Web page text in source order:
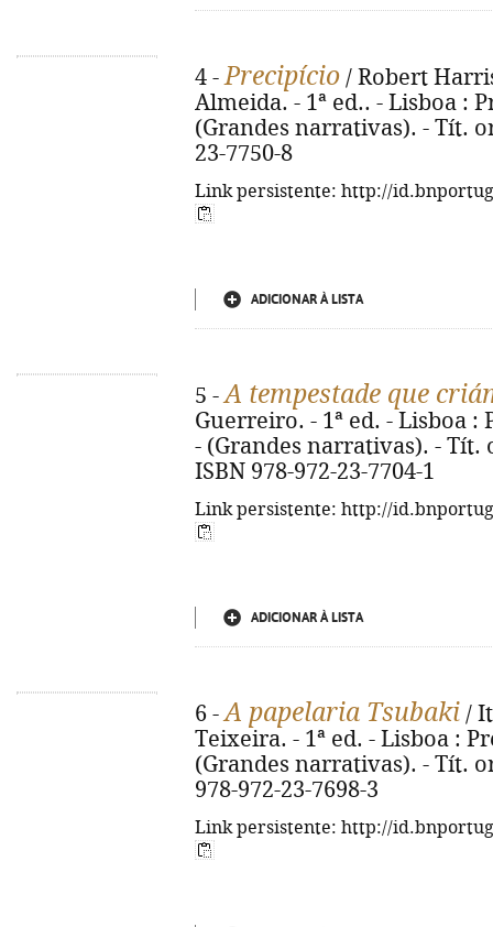
4 -Precipício / Robert
Almeida. - 1ª ed.. - Lisboa :
(Grandes narrativas). - Tít.
23-7750-8
Link persistente: http://
ADICIONAR À LISTA
5 -A tempestade que
Guerreiro. - 1ª ed. - Lisboa :
- (Grandes narrativas). - Tít.
ISBN 978-972-23-7704-1
Link persistente: http://
ADICIONAR À LISTA
6 -A papelaria Tsubaki /
Teixeira. - 1ª ed. - Lisboa :
(Grandes narrativas). - Tít.
978-972-23-7698-3
Link persistente: http://